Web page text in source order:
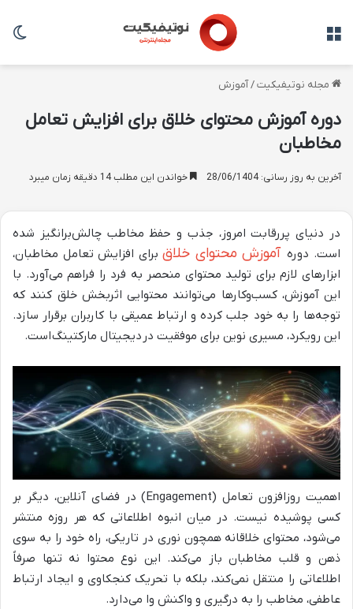
مجله نوتیفیکیت/آموزش
دوره آموزش محتوای خلاق برای افزایش تعامل
مخاطبان
آخرین به روز رسانی: 28/06/1404 خواندن این مطلب 14 دقیقه زمان میبرد
در دنیای پررقابت امروز، جذب و حفظ مخاطب چالش‌برانگیز شده
است. دورهآموزش محتوای خلاقبرای افزایش تعامل مخاطبان،
ابزارهای لازم برای تولید محتوای منحصر به فرد را فراهم می‌آورد. با
این آموزش، کسب‌وکارها می‌توانند محتوایی اثربخش خلق کنند که
توجه‌ها را به خود جلب کرده و ارتباط عمیقی با کاربران برقرار سازد.
این رویکرد، مسیری نوین برای موفقیت در دیجیتال مارکتینگاست.
اهمیت روزافزون تعامل (Engagement) در فضای آنلاین، دیگر بر
کسی پوشیده نیست. در میان انبوه اطلاعاتی که هر روزه منتشر
می‌شود، محتوای خلاقانه همچون نوری در تاریکی، راه خود را به سوی
ذهن و قلب مخاطبان باز می‌کند. این نوع محتوا نه تنها صرفاً
اطلاعاتی را منتقل نمی‌کند، بلکه با تحریک کنجکاوی و ایجاد ارتباط
عاطفی، مخاطب را به درگیری و واکنش وا می‌دارد.